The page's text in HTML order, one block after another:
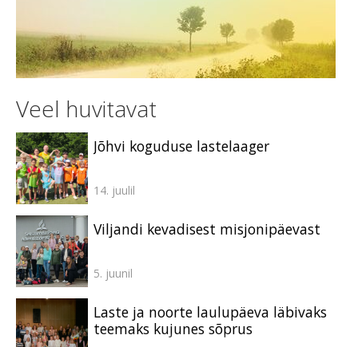
Veel huvitavat
Jõhvi koguduse lastelaager
14. juulil
Viljandi kevadisest misjonipäevast
5. juunil
Laste ja noorte laulupäeva läbivaks
teemaks kujunes sõprus